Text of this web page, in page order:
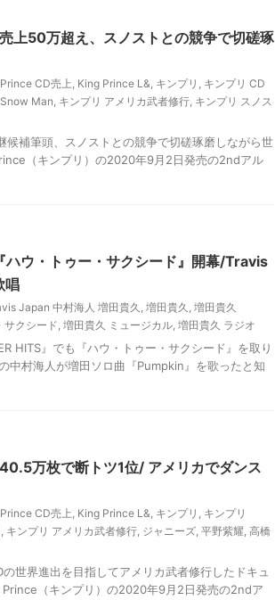
上50万超え、スノストとの競争で切磋琢
CD売上, King Prince L&, キンプリ , キンプリ CD
Man, キンプリ アメリカ武者修行, キンプリ スノス
候補筆頭、スノストとの競争で切磋琢磨しながら世
（キンプリ）の2020年9月2日発売の2ndアル
ハウ・トゥー・サクシード』開幕/Travis
唱
Japan 中村海人 増田貴久 , 増田貴久 , 増田貴久
サクシード, 増田貴久 ミュージカル, 増田貴久 ラジオ
HITS』でも『ハウ・トゥー・サクシード』を取り
中村海人が増田ソロ曲『Pumpkin』を歌ったと知
万枚で断トツ1位/ アメリカでダンス
CD売上, King Prince L&, キンプリ , キンプリ
, キンプリ アメリカ武者修行, ジャニーズ, 平野紫耀, 高橋
の世界進出を目指してアメリカ武者修行したドキュ
Prince（キンプリ）の2020年9月2日発売の2ndア